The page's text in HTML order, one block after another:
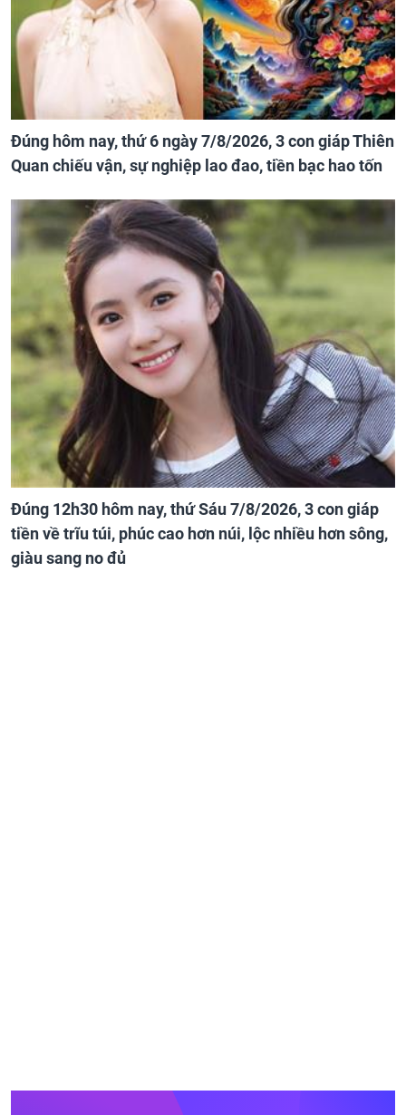
Đúng hôm nay, thứ 6 ngày 7/8/2026, 3 con giáp Thiên
Quan chiếu vận, sự nghiệp lao đao, tiền bạc hao tốn
Đúng 12h30 hôm nay, thứ Sáu 7/8/2026, 3 con giáp
tiền về trĩu túi, phúc cao hơn núi, lộc nhiều hơn sông,
giàu sang no đủ